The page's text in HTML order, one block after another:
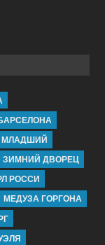
МЛАДШИЙ
ЗИМНИЙ ДВОРЕЦ
РОССИ
МЕДУЗА ГОРГОНА